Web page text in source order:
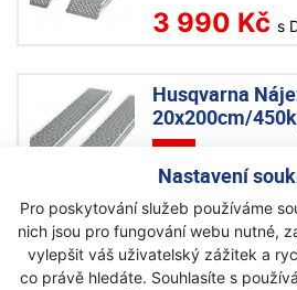
Nastavení
Pro poskytování služeb používáme
nich jsou pro fungování webu nutné,
vylepšit váš uživatelský zážitek a
co právě hledáte. Souhlasíte s
3 990 Kč s
Husqvarna
20x200cm/
Akce
Na objednávku
5 790 Kč s